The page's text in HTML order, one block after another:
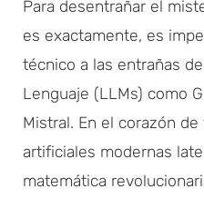
Para desentrañar el
es exactamente, es
técnico a las entrañas
Lenguaje (LLMs) como
Mistral. En el corazón
artificiales modernas
matemática